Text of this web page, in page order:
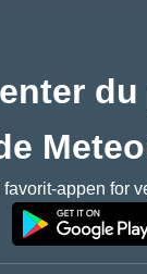
appen for